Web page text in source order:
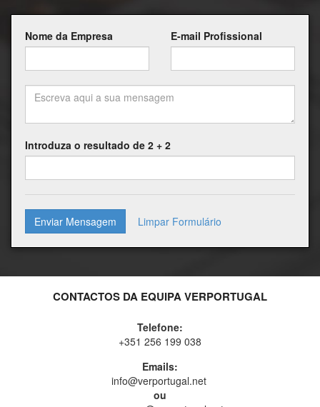
Nome da Empresa E-mail Profissional
Introduza o resultado de 2 + 2
Enviar Mensagem
CONTACTOS DA EQUIPA VERPORTUGAL
Telefone:
+351 256 199 038
Emails:
info@verportugal.net
ou